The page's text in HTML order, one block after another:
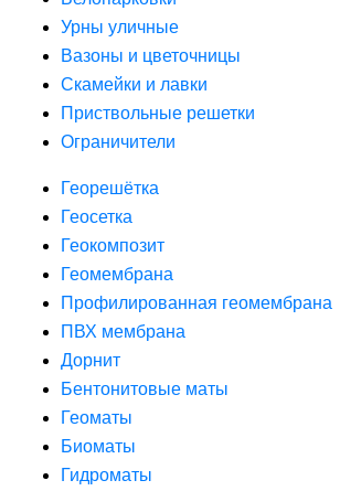
Урны уличные
Вазоны и цветочницы
Скамейки и лавки
Приствольные решетки
Ограничители
Георешётка
Геосетка
Геокомпозит
Геомембрана
Профилированная геомембрана
ПВХ мембрана
Дорнит
Бентонитовые маты
Геоматы
Биоматы
Гидроматы